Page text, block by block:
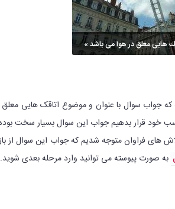
جواب سوال با عنوان و موضوع اتاقک هایی
خود قرار بدهیم جواب این سوال بسیار سخت
های فراوان متوجه شدیم که جواب این سوال از
به صورت پیوسته می توانید وارد مرحله بعدی شوید.